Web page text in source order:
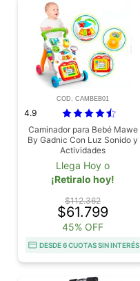
COD. CAMBEB01
4.9
Caminador para Bebé Mawe
By Gadnic Con Luz Sonido y
Actividades
Llega Hoy o
¡Retiralo hoy!
$112.362
$61.799
45% OFF
DESDE 6 CUOTAS SIN INTERÉS